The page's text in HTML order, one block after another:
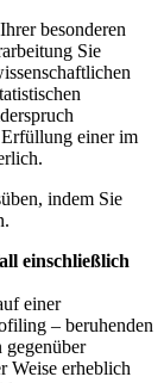
besonderen
Sie
Erfüllung einer im
indem Sie
einschließlich
einer
– beruhenden
Weise erheblich